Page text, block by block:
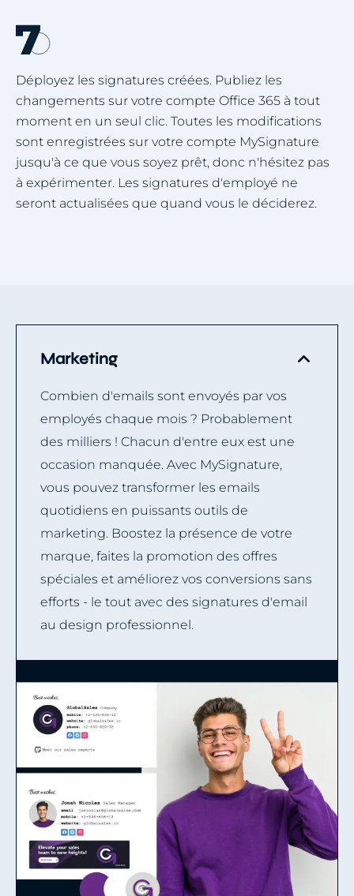
Déployez les signatures créées. Publiez les
changements sur votre compte Office 365 à tout
moment en un seul clic. Toutes les modifications
sont enregistrées sur votre compte MySignature
jusqu'à ce que vous soyez prêt, donc n'hésitez pas
à expérimenter. Les signatures d'employé ne
seront actualisées que quand vous le déciderez.
Marketing
Combien d'emails sont envoyés par vos
employés chaque mois ? Probablement
des milliers ! Chacun d'entre eux est une
occasion manquée. Avec MySignature,
vous pouvez transformer les emails
quotidiens en puissants outils de
marketing. Boostez la présence de votre
marque, faites la promotion des offres
spéciales et améliorez vos conversions sans
efforts - le tout avec des signatures d'email
au design professionnel.